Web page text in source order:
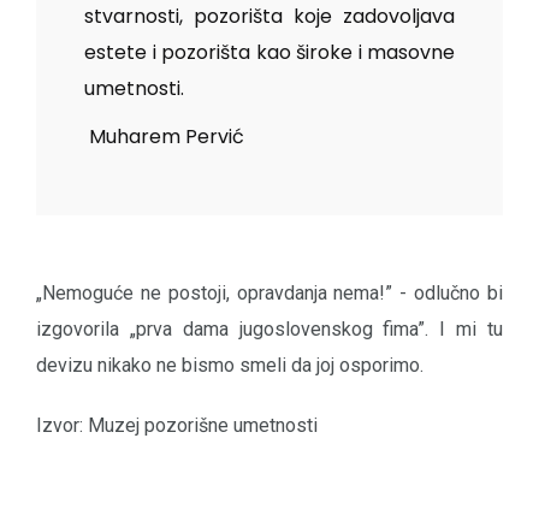
stvarnosti, pozorišta koje zadovoljava
estete i pozorišta kao široke i masovne
umetnosti.
Muharem Pervić
„Nemoguće ne postoji, opravdanja nema!” - odlučno bi
izgovorila „prva dama jugoslovenskog fima”. I mi tu
devizu nikako ne bismo smeli da joj osporimo.
Izvor: Muzej pozorišne umetnosti